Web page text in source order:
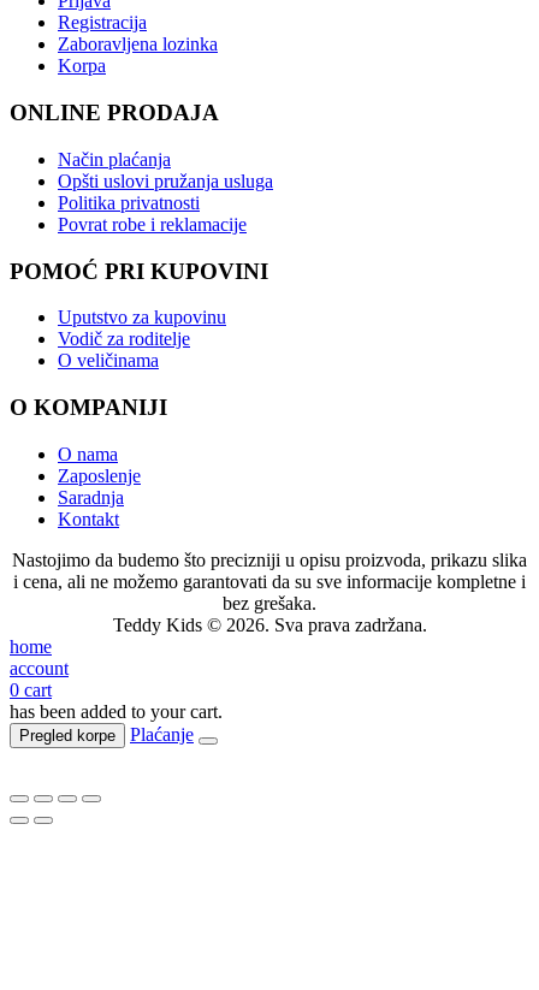
Registracija
Zaboravljena lozinka
Korpa
ONLINE PRODAJA
Način plaćanja
Opšti uslovi pružanja usluga
Politika privatnosti
Povrat robe i reklamacije
POMOĆ PRI KUPOVINI
Uputstvo za kupovinu
Vodič za roditelje
O veličinama
O KOMPANIJI
O nama
Zaposlenje
Saradnja
Kontakt
Nastojimo da budemo što precizniji u opisu proizvoda, prikazu slika
i cena, ali ne možemo garantovati da su sve informacije kompletne i
bez grešaka.
Teddy Kids © 2026. Sva prava zadržana.
home
account
0 cart
has been added to your cart.
Pregled korpe Plaćanje